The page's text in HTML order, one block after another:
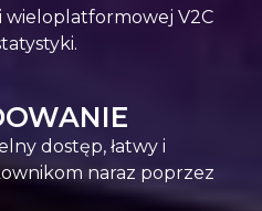
wieloplatformowej V2C
dostęp, łatwy i
naraz poprzez